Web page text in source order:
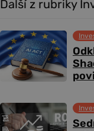
Další z rubriky